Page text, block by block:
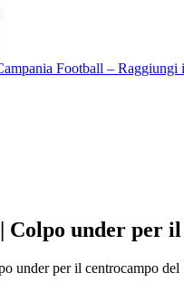
Football – Raggiungi
under per il